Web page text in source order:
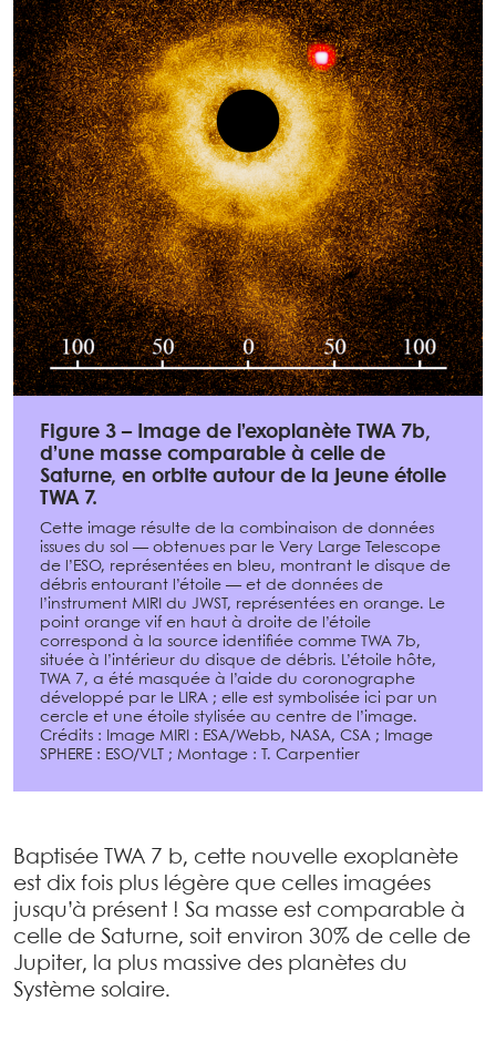
Figure 3 – Image de l’exoplanète TWA 7b,
d’une masse comparable à celle de
Saturne, en orbite autour de la jeune étoile
TWA 7.
Cette image résulte de la combinaison de données
issues du sol — obtenues par le Very Large Telescope
de l’ESO, représentées en bleu, montrant le disque de
débris entourant l’étoile — et de données de
l’instrument MIRI du JWST, représentées en orange. Le
point orange vif en haut à droite de l’étoile
correspond à la source identifiée comme TWA 7b,
située à l’intérieur du disque de débris. L’étoile hôte,
TWA 7, a été masquée à l’aide du coronographe
développé par le LIRA ; elle est symbolisée ici par un
cercle et une étoile stylisée au centre de l’image.
Crédits : Image MIRI : ESA/Webb, NASA, CSA ; Image
SPHERE : ESO/VLT ; Montage : T. Carpentier
Baptisée TWA 7 b, cette nouvelle exoplanète
est dix fois plus légère que celles imagées
jusqu’à présent ! Sa masse est comparable à
celle de Saturne, soit environ 30% de celle de
Jupiter, la plus massive des planètes du
Système solaire.